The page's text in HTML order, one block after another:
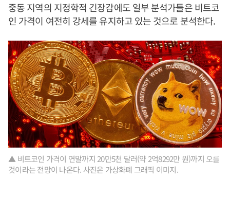
중동 지역의 지정학적 긴장감에도 일부 분석가들은 비트코
인 가격이 여전히 강세를 유지하고 있는 것으로 분석한다.
▲ 비트코인 가격이 연말까지 20만5천 달러(약 2억8292만 원)까지 오를
것이라는 전망이 나온다. 사진은 가상화폐 그래픽 이미지.